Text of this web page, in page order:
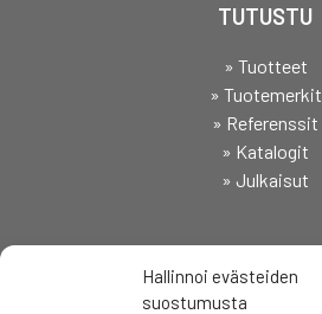
Hallinnoi evästeiden
suostumusta
TUTUSTU
» Tuotteet
» Tuotemerkit
» Referenssit
» Katalogit
» Julkaisut
SEURAA